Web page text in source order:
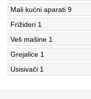
Mali kućni aparati 9
Frižideri 1
Veš mašine 1
Grejalice 1
Usisivači 1